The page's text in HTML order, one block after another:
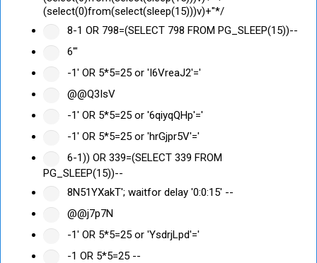
(select(0)from(select(sleep(15)))v)+"*/
8-1 OR 798=(SELECT 798 FROM PG_SLEEP(15))--
6'"
-1' OR 5*5=25 or 'I6VreaJ2'='
@@Q3IsV
-1' OR 5*5=25 or '6qiyqQHp'='
-1' OR 5*5=25 or 'hrGjpr5V'='
6-1)) OR 339=(SELECT 339 FROM
PG_SLEEP(15))--
8N51YXakT'; waitfor delay '0:0:15' --
@@j7p7N
-1' OR 5*5=25 or 'YsdrjLpd'='
-1 OR 5*5=25 --